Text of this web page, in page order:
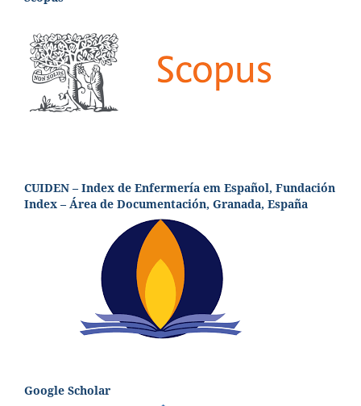
CUIDEN – Index de Enfermería em Español, Fundación
Index – Área de Documentación, Granada, España
Google Scholar